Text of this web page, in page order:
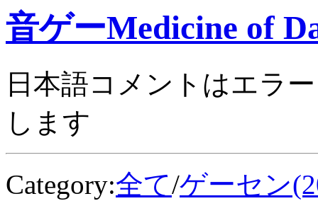
音ゲーMedicine of
日本語コメントはエラ
します
Category:全て/ゲーセン